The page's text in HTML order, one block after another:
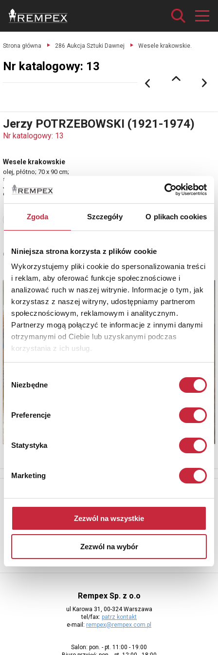
Zgoda Szczegóły O plikach cookies
Niniejsza strona korzysta z plików cookie
Wykorzystujemy pliki cookie do spersonalizowania treści
i reklam, aby oferować funkcje społecznościowe i
analizować ruch w naszej witrynie. Informacje o tym, jak
korzystasz z naszej witryny, udostępniamy partnerom
społecznościowym, reklamowym i analitycznym.
Partnerzy mogą połączyć te informacje z innymi danymi
otrzymanymi od Ciebie lub uzyskanymi podczas
korzystania z ich usług.
Wybór
zgody
Niezbędne
Preferencje
Statystyka
Marketing
Zezwól na wszystkie
Zezwól na wybór
Strona główna 286 Aukcja Sztuki Dawnej Wesele krakowskie.
Nr katalogowy: 13
Jerzy POTRZEBOWSKI (1921-1974)
Nr katalogowy: 13
Wesele krakowskie
olej, płótno; 70 x 90 cm;
sygn. p. d.:
Jerzy Potrzebowski
estymacja: 6 000 - 7 000 zł
Zobacz pełne informacje
Cena oferowana
5 500 zł
Aby otrzymywać informacje o nowych aukcjach, prosimy podać
adres e-mail
Rempex Sp. z o.o
ul Karowa 31, 00-324 Warszawa
tel/fax: patrz kontakt
e-mail: rempex@rempex.com.pl
Salon: pon. - pt. 11:00 - 19:00